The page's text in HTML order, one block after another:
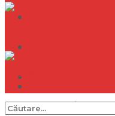
Internațional